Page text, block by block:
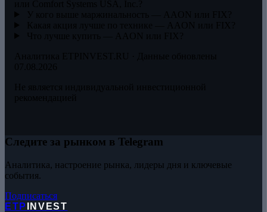
Следите за рынком в Telegram
Аналитика, настроение рынка, лидеры дня и ключевые
события.
Подписаться
ETP
INVEST